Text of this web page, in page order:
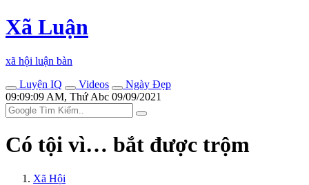
Xã Luận
xã hội luận bàn
Luyện IQ
Videos
Ngày Đẹp
09:09:09 AM, Thứ Abc 09/09/2021
Có tội vì… bắt được trộm
Xã Hội